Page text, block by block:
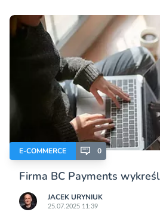
E-COMMERCE 0
Firma BC Payments
JACEK URYNIUK
25.07.2025 11:39